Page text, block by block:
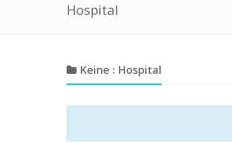
Hospital
Keine : Hospital